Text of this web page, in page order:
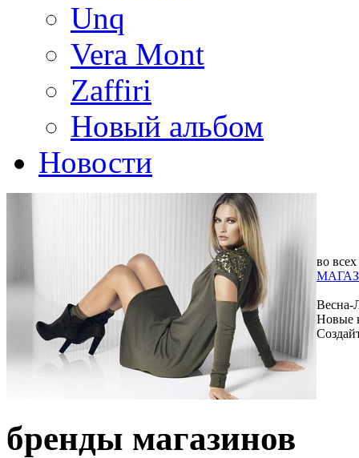
Unq
Vera Mont
Zaffiri
Новый альбом
Новости
во всех
Весна-
Новые
бренды магазинов